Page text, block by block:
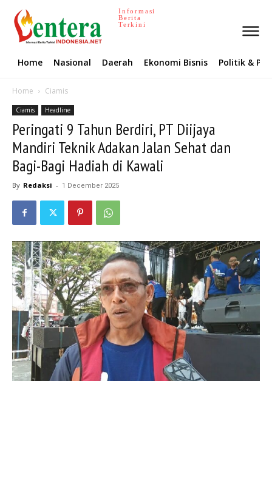
Informasi
Berita
Terkini
Home Nasional Daerah Ekonomi Bisnis Politik &
Home Ciamis
Ciamis Headline
Peringati 9 Tahun Berdiri, PT Diijaya
Mandiri Teknik Adakan Jalan Sehat dan
Bagi-Bagi Hadiah di Kawali
By Redaksi - 1 December 2025